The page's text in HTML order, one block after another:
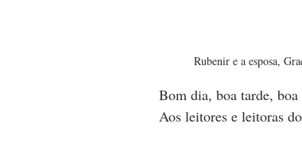
Rubenir e a esposa,
Bom dia, boa tarde, boa
Aos leitores e leitoras do